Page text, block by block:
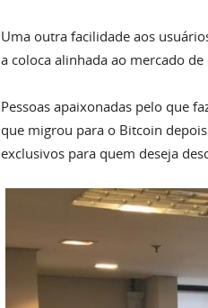
Uma outra facilidade aos
a coloca alinhada ao mercado de
Pessoas apaixonadas pelo que
que migrou para o Bitcoin
exclusivos para quem deseja